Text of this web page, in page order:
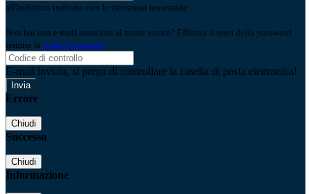
all'indirizzo indicato con le istruzioni necessarie.
Non hai una e-mail associata al nome utente? Effettua il reset della password
tramite la Login Spaggiari
E-mail inviata, si prega di controllare la casella di posta elettronica!
Errore
Chiudi
Successo
Chiudi
Informazione